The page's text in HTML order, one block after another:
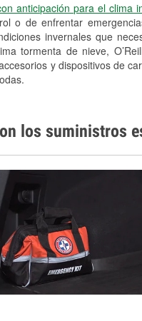
anticipación para el clima
o de enfrentar
invernales que
tormenta de nieve,
y dispositivos de
los suministros